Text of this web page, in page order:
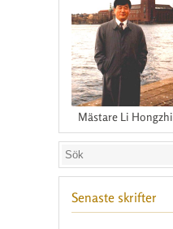
Mästare Li Hongzhi
Senaste skrifter